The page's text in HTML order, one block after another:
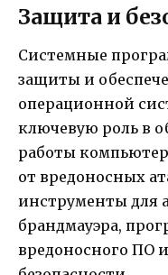
Защита и
Системные
защиты и
операционной
ключевую роль в
работы
от вредоносных
инструменты для
брандмауэра,
вредоносного ПО